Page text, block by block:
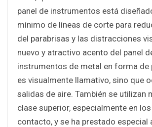
panel de instrumentos está
mínimo de líneas de corte para
del parabrisas y las distracciones
nuevo y atractivo acento del panel
instrumentos de metal en forma de
es visualmente llamativo, sino que
salidas de aire. También se utilizan
clase superior, especialmente en
contacto, y se ha prestado especial